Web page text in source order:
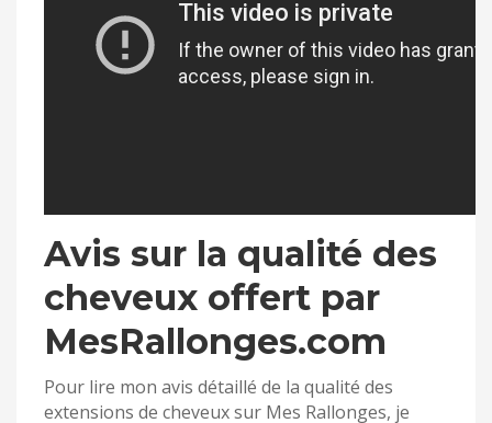
Avis sur la qualité des
cheveux offert par
MesRallonges.com
Pour lire mon avis détaillé de la qualité des
extensions de cheveux sur Mes Rallonges, je